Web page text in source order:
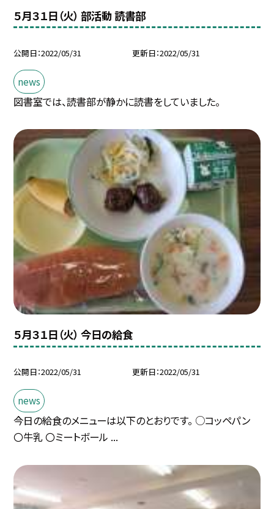
５月３１日（火） 部活動 読書部
公開日 2022/05/31 更新日 2022/05/31
news
図書室では、読書部が静かに読書をしていました。
５月３１日（火） 今日の給食
公開日 2022/05/31 更新日 2022/05/31
news
今日の給食のメニューは以下のとおりです。 ○コッペパン
〇牛乳 〇ミートボール ...